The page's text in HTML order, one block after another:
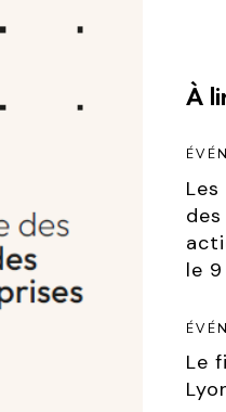
À
le
Le